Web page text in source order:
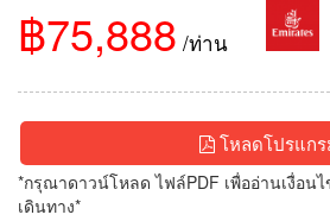
฿75,888 /ท่าน
โหลดโปรแก
*กรุณาดาวน์โหลด ไฟล์PDF เพื่ออ่านเงื่อน
เดินทาง*